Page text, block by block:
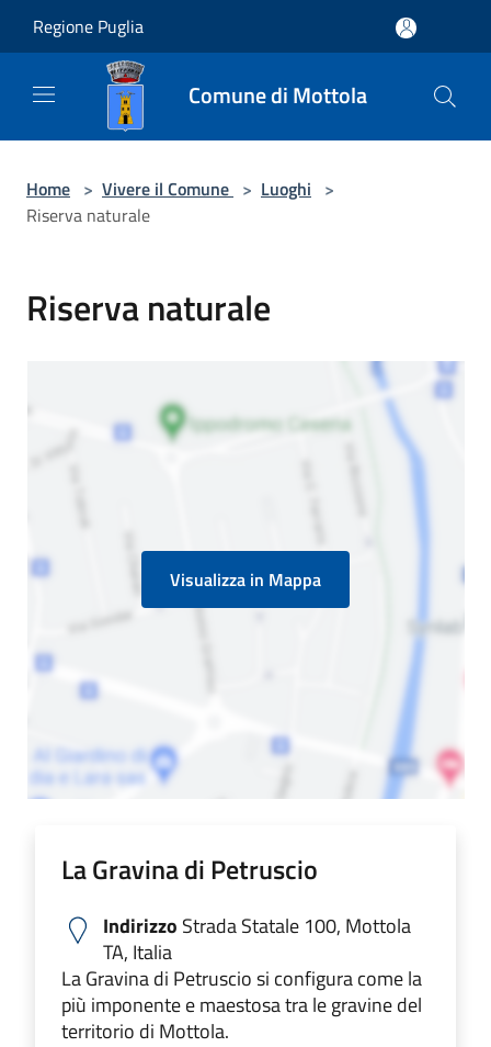
Regione Puglia
Comune di Mottola
Home > Vivere il Comune > Luoghi >
Riserva naturale
Riserva naturale
Visualizza in Mappa
La Gravina di Petruscio
Indirizzo Strada Statale 100, Mottola
TA, Italia
La Gravina di Petruscio si configura come la
più imponente e maestosa tra le gravine del
territorio di Mottola.